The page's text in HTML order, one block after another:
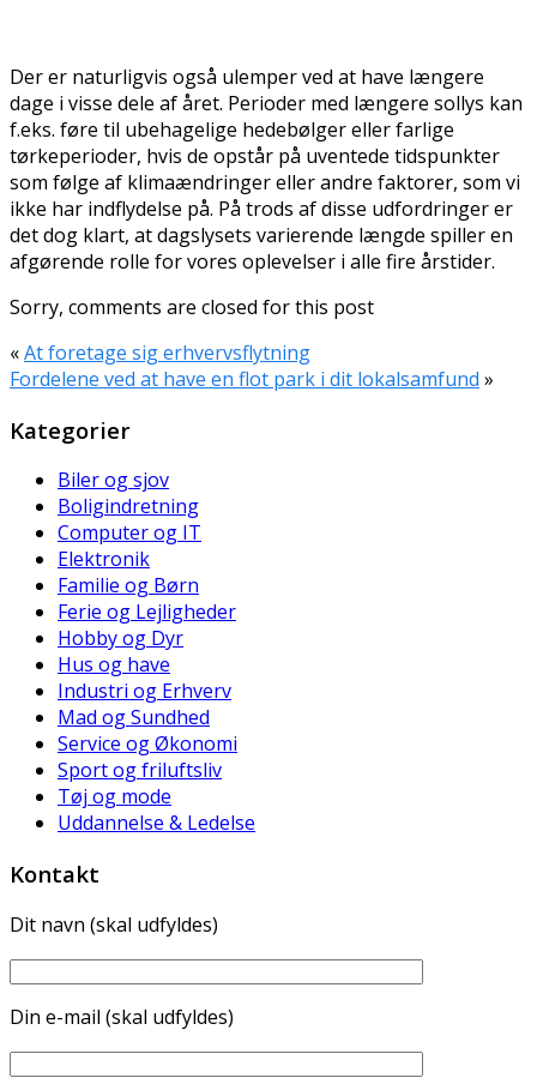
Der er naturligvis også ulemper ved at have længere
dage i visse dele af året. Perioder med længere sollys kan
f.eks. føre til ubehagelige hedebølger eller farlige
tørkeperioder, hvis de opstår på uventede tidspunkter
som følge af klimaændringer eller andre faktorer, som vi
ikke har indflydelse på. På trods af disse udfordringer er
det dog klart, at dagslysets varierende længde spiller en
afgørende rolle for vores oplevelser i alle fire årstider.
Sorry, comments are closed for this post
«At foretage sig erhvervsflytning
Fordelene ved at have en flot park i dit lokalsamfund »
Kategorier
Biler og sjov
Boligindretning
Computer og IT
Elektronik
Familie og Børn
Ferie og Lejligheder
Hobby og Dyr
Hus og have
Industri og Erhverv
Mad og Sundhed
Service og Økonomi
Sport og friluftsliv
Tøj og mode
Uddannelse & Ledelse
Kontakt
Dit navn (skal udfyldes)
Din e-mail (skal udfyldes)